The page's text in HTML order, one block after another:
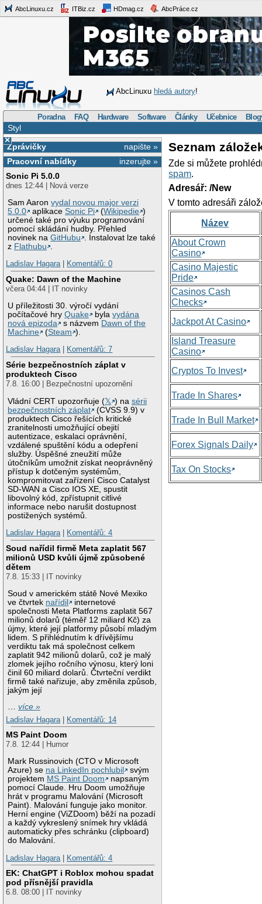
AbcLinuxu.cz ITBiz.cz HDmag.cz AbcPráce.cz
AbcLinuxu hledá autory!
Poradna FAQ Hardware Software Články Učebnice
Styl
×
napište »
Zprávičky
inzerujte »
Pracovní nabídky
Sonic Pi 5.0.0
dnes 12:44 | Nová verze
Sam Aaronvydal novou major verzi
5.0.0
aplikaceSonic Pi (Wikipedie )
určené také pro výuku programování
pomocí skládání hudby. Přehled
novinek naGitHubu
. Instalovat lze také
z Flathubu
Ladislav Hagara| Komentářů: 0
Quake: Dawn of the Machine
včera 04:44 | IT novinky
U příležitosti 30. výročí vydání
počítačové hryQuake bylavydána
nová epizoda
s názvem Dawn of the
Machine
(Steam ).
Ladislav Hagara| Komentářů: 7
Série bezpečnostních záplat v
produktech Cisco
7.8. 16:00 | Bezpečnostní upozornění
Vládní CERT upozorňuje (𝕏 ) nasérii
bezpečnostních záplat
(CVSS 9.9) v
produktech Cisco řešících kritické
zranitelnosti umožňující obejití
autentizace, eskalaci oprávnění,
vzdálené spuštění kódu a odepření
služby. Úspěšné zneužití může
útočníkům umožnit získat neoprávněný
přístup k dotčeným systémům,
kompromitovat zařízení Cisco Catalyst
SD-WAN a Cisco IOS XE, spustit
libovolný kód, zpřístupnit citlivé
informace nebo narušit dostupnost
postižených systémů.
Ladislav Hagara| Komentářů: 4
Soud nařídil firmě Meta zaplatit 567
milionů USD kvůli újmě způsobené
dětem
7.8. 15:33 | IT novinky
Soud v americkém státě Nové Mexiko
ve čtvrtek nařídil
internetové
společnosti Meta Platforms zaplatit 567
milionů dolarů (téměř 12 miliard Kč) za
újmy, které její platformy působí mladým
lidem. S přihlédnutím k dřívějšímu
verdiktu tak má společnost celkem
zaplatit 942 milionů dolarů, což je malý
zlomek jejího ročního výnosu, který loni
činil 60 miliard dolarů. Čtvrteční verdikt
firmě také nařizuje, aby změnila způsob,
jakým její
…více »
Ladislav Hagara
Komentářů: 14
MS Paint Doom
7.8. 12:44 | Humor
Mark Russinovich (CTO v Microsoft
Azure) se na LinkedIn pochlubil
svým
projektem MS Paint Doom
napsaným
pomocí Claude. Hru Doom umožňuje
hrát v programu Malování (Microsoft
Paint). Malování funguje jako monitor.
Herní engine (ViZDoom) běží na pozadí
a každý vykreslený snímek hry vkládá
automaticky přes schránku (clipboard)
do Malování.
Ladislav Hagara | Komentářů: 4
EK: ChatGPT i Roblox mohou spadat
pod přísnější pravidla
6.8. 08:00 | IT novinky
Seznam
Zde si můžete
spam.
Adresář: /New
V tomto adresáři
Název
About Crown
Casino
Casino Majestic
Pride
Casinos Cash
Checks
Jackpot At Casino
Island Treasure
Casino
Cryptos To Invest
Trade In Shares
Trade In Bull Market
Forex Signals Daily
Tax On Stocks